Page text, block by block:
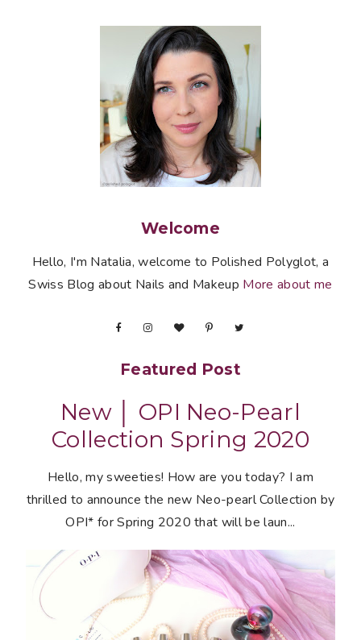
Welcome
Hello, I'm Natalia, welcome to Polished Polyglot, a
Swiss Blog about Nails and Makeup More about me
Featured Post
New │ OPI Neo-Pearl
Collection Spring 2020
Hello, my sweeties! How are you today? I am
thrilled to announce the new Neo-pearl Collection by
OPI* for Spring 2020 that will be laun...